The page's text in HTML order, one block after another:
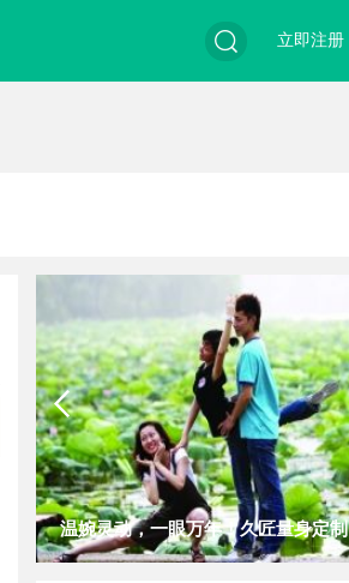
立即注册
温婉灵动，一眼万年！久匠量身定制